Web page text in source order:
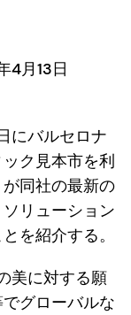
4月13日
にバルセロナ
ク見本市を利
同社の最新の
リューション
を紹介する。
美に対する願
グローバルな